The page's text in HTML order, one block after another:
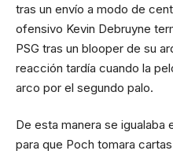
tras un envío a modo de
ofensivo Kevin Debruyne
PSG tras un blooper de su
reacción tardía cuando la
arco por el segundo palo.
De esta manera se igualaba
para que Poch tomara